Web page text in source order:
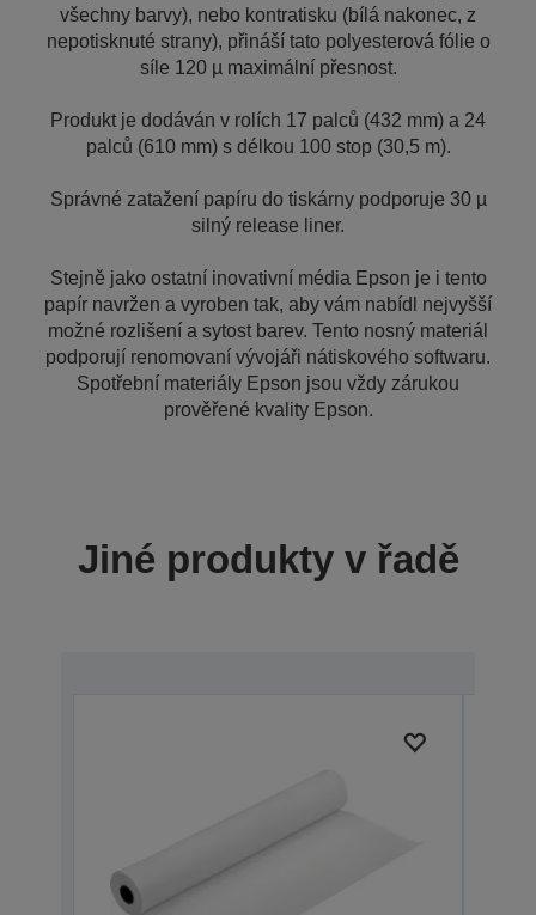
všechny barvy), nebo kontratisku (bílá nakonec, z
nepotisknuté strany), přináší tato polyesterová fólie o
síle 120 µ maximální přesnost.
Produkt je dodáván v rolích 17 palců (432 mm) a 24
palců (610 mm) s délkou 100 stop (30,5 m).
Správné zatažení papíru do tiskárny podporuje 30 µ
silný release liner.
Stejně jako ostatní inovativní média Epson je i tento
papír navržen a vyroben tak, aby vám nabídl nejvyšší
možné rozlišení a sytost barev. Tento nosný materiál
podporují renomovaní vývojáři nátiskového softwaru.
Spotřební materiály Epson jsou vždy zárukou
prověřené kvality Epson.
Jiné produkty v řadě